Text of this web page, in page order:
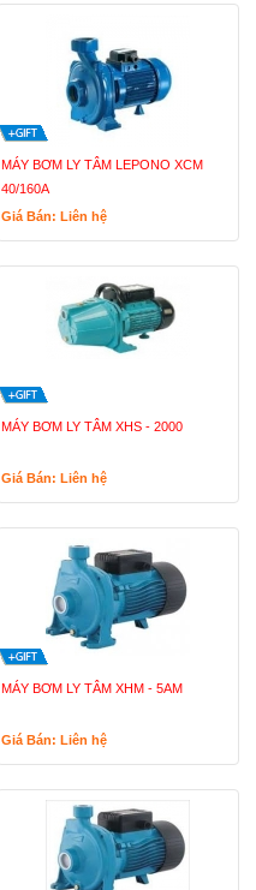
MÁY BƠM LY TÂM LEPONO XCM
40/160A
Giá Bán: Liên hệ
MÁY BƠM LY TÂM XHS - 2000
Giá Bán: Liên hệ
MÁY BƠM LY TÂM XHM - 5AM
Giá Bán: Liên hệ